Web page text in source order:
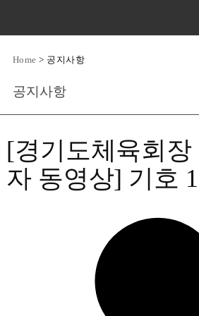
Home > 공지사항
공지사항
[경기도체육회장
자 동영상] 기호